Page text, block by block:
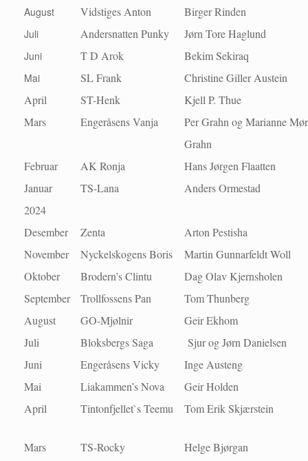
August Vidstiges Anton Birger Rinden
Juli Andersnatten Punky Jørn Tore Haglund
Juni T D Arok Bekim Sekiraq
Mai SL Frank
Christine Giller Austein
April
ST-Henk
Kjell P. Thue
Mars
Engeråsens Vanja
Per Grahn og Marianne
Grahn
Februar
AK Ronja
Hans Jørgen Flaatten
Januar
TS-Lana
Anders Ormestad
2024
Desember
Zenta
Arton Pestisha
November
Nyckelskogens Boris
Martin Gunnarfeldt Woll
Oktober
Brodern’s Clintu
Dag Olav Kjernsholen
September
Trollfossens Pan
Tom Thunberg
August
GO-Mjølnir
Geir Ekhom
Juli
Bloksbergs Saga
Sjur og Jørn Danielsen
Juni
Engeråsens Vicky
Inge Austeng
Mai
Liakammen’s Nova
Geir Holden
April
Tintonfjellet`s Teemu Tom Erik Skjærstein
Mars TS-Rocky
Helge Bjørgan